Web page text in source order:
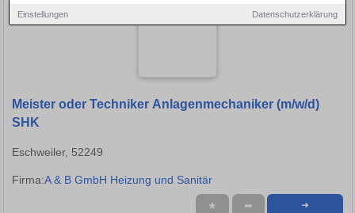
Einstellungen Datenschutzerklärung
Meister oder Techniker Anlagenmechaniker (m/w/d)
SHK
Eschweiler, 52249
Firma:A & B GmbH Heizung und Sanitär
★ ➦ ➜